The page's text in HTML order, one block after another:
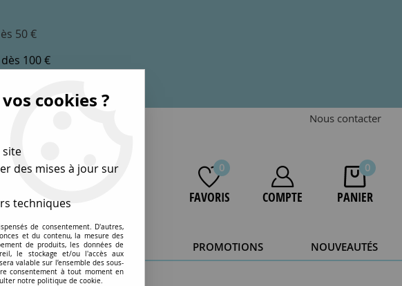
50 €
100 €
Nous contacter
0
FAVORIS COMPTE
0
PANIER
DÉSTOCKAGE PROMOTIONS NOUVEAUTÉS
depuis plus de 20 ans.
cookies ?
des mises à jour sur
techniques
de consentement. D'autres,
et du contenu, la mesure des
de produits, les données de
le stockage et/ou l'accès aux
valable sur l’ensemble des sous-
consentement à tout moment en
notre politique de cookie.